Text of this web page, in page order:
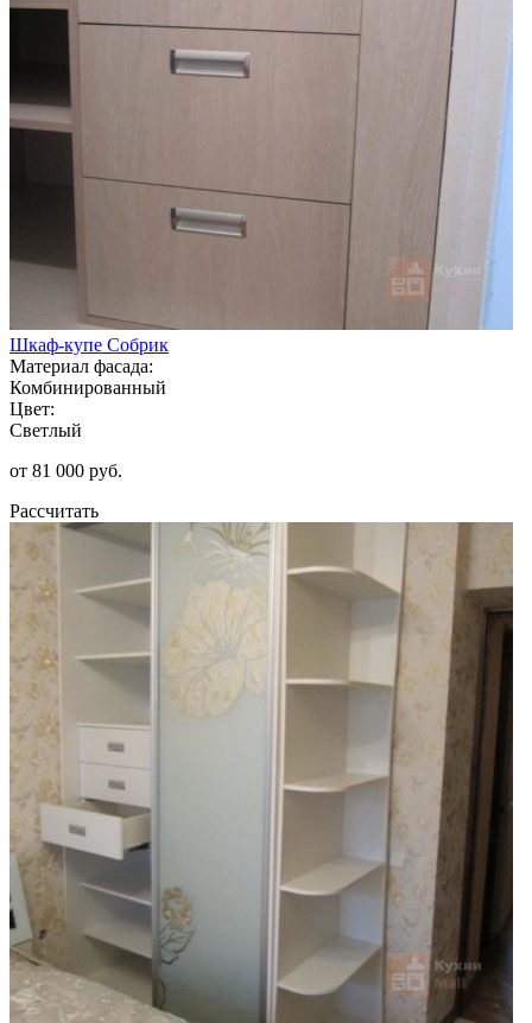
Шкаф-купе Собрик
Материал фасада:
Комбинированный
Цвет:
Светлый
от 81 000 руб.
Рассчитать